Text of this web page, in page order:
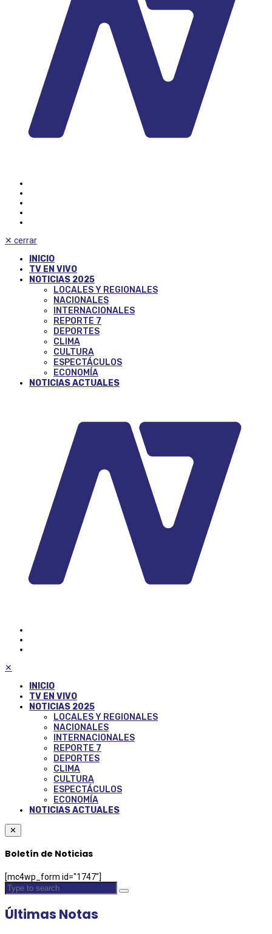
✕ cerrar
INICIO
TV EN VIVO
NOTICIAS 2025
LOCALES Y REGIONALES
NACIONALES
INTERNACIONALES
REPORTE 7
DEPORTES
CLIMA
CULTURA
ESPECTÁCULOS
ECONOMÍA
NOTICIAS ACTUALES
✕
INICIO
TV EN VIVO
NOTICIAS 2025
LOCALES Y REGIONALES
NACIONALES
INTERNACIONALES
REPORTE 7
DEPORTES
CLIMA
CULTURA
ESPECTÁCULOS
ECONOMÍA
NOTICIAS ACTUALES
✕
Boletín de Noticias
[mc4wp_form id="1747"]
Últimas Notas